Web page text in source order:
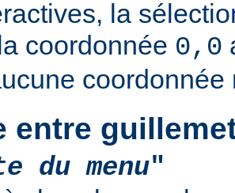
la
coordonnée 0,0
entre
du menu"